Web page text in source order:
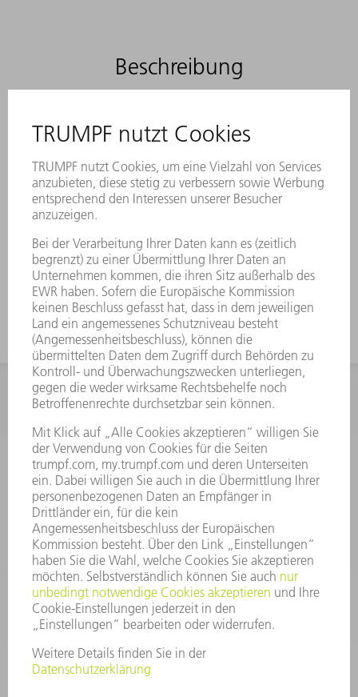
Beschreibung
auf Ihren Blechteilen. Sie überzeugen durch
Material gefertigt.
Verhinderung von Kratzern
Optimal auf Ihre TRUMPF Maschinen
abgestimmt
INFORMATION
Häufig gestellte Fragen
Allgemeine Geschäftsbedingungen
KONTAKT
After Sales
+43722160396550
Mo - Do: 08:00 -17:30 Uhr
Fr: 08:00 -16:30 Uhr
ersatzteile@at.trumpf.com